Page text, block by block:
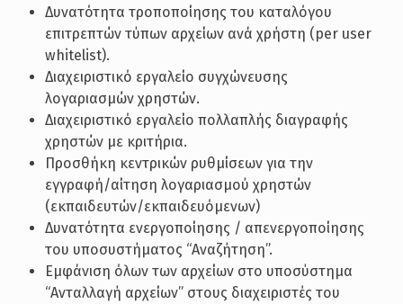
Δυνατότητα τροποποίησης του καταλόγου
επιτρεπτών τύπων αρχείων ανά χρήστη (per user
whitelist).
Διαχειριστικό εργαλείο συγχώνευσης
λογαριασμών χρηστών.
Διαχειριστικό εργαλείο πολλαπλής διαγραφής
χρηστών με κριτήρια.
Προσθήκη κεντρικών ρυθμίσεων για την
εγγραφή/αίτηση λογαριασμού χρηστών
(εκπαιδευτών/εκπαιδευόμενων)
Δυνατότητα ενεργοποίησης / απενεργοποίησης
του υποσυστήματος “Αναζήτηση”.
Εμφάνιση όλων των αρχείων στο υποσύστημα
“Ανταλλαγή αρχείων” στους διαχειριστές του